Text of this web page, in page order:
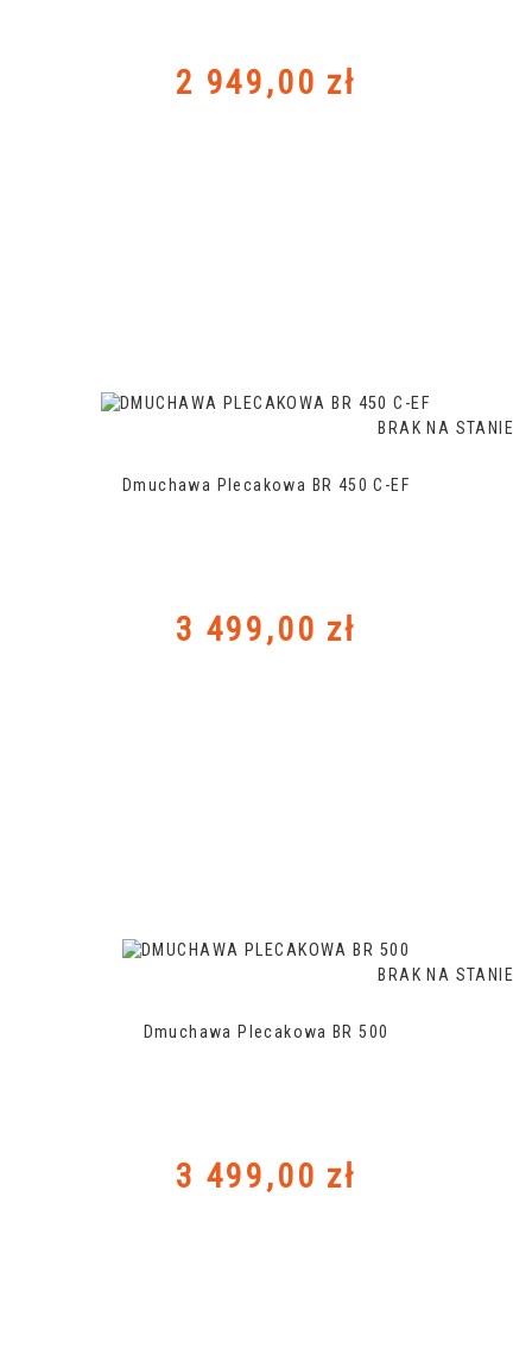
Cena
2 949,00 zł
BRAK NA STANIE
Dmuchawa Plecakowa BR 450 C-EF
Cena
3 499,00 zł
BRAK NA STANIE
Dmuchawa Plecakowa BR 500
Cena
3 499,00 zł